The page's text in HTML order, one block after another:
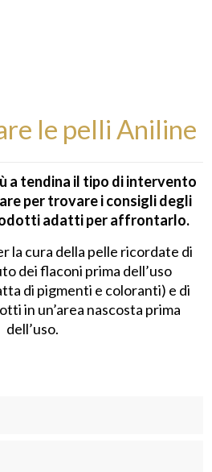
le pelli Aniline
a tendina il tipo di intervento
per trovare i consigli degli
adatti per affrontarlo.
la cura della pelle ricordate di
dei flaconi prima dell’uso
di pigmenti e coloranti) e di
in un’area nascosta prima
dell’uso.